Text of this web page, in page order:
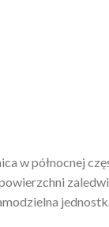
w północnej